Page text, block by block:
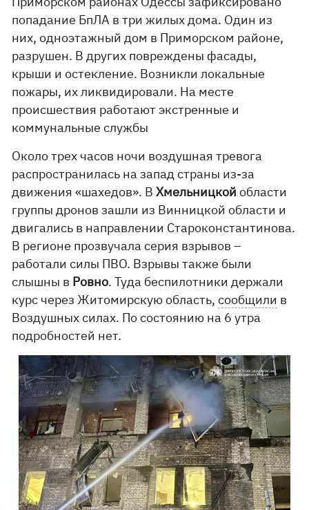
попадание БпЛА в три жилых дома. Один из
них, одноэтажный дом в Приморском районе,
разрушен. В других повреждены фасады,
крыши и остекление. Возникли локальные
пожары, их ликвидировали. На месте
происшествия работают экстренные и
коммунальные службы
Около трех часов ночи воздушная тревога
распространилась на запад страны из-за
движения «шахедов». ВХмельницкой области
группы дронов зашли из Винницкой области и
двигались в направлении Староконстантинова.
В регионе прозвучала серия взрывов –
работали силы ПВО. Взрывы также были
слышны в Ровно. Туда беспилотники держали
курс через Житомирскую область,сообщили в
Воздушных силах. По состоянию на 6 утра
подробностей нет.